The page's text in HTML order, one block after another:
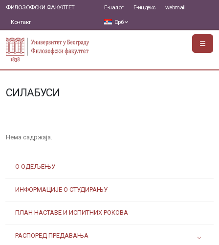
ФИЛОЗОФСКИ ФАКУЛТЕТ
Контакт
Е-налог Е-индекс webmail
Срб
СИЛАБУСИ
О ОДЕЉЕЊУ
ИНФОРМАЦИЈЕ О СТУДИРАЊУ
ПЛАН НАСТАВЕ И ИСПИТНИХ РОКОВА
РАСПОРЕД ПРЕДАВАЊА
Нема садржаја.